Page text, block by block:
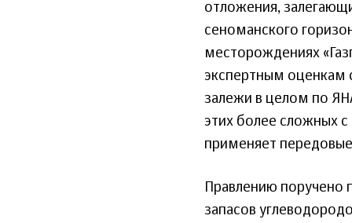
отложения,
сеноманского
месторождениях
экспертным оценкам
залежи в целом по
этих более сложных с
применяет
Правлению
запасов